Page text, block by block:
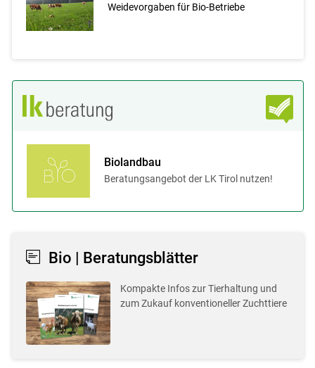
Weidevorgaben für Bio-Betriebe
Biolandbau
Beratungsangebot der LK Tirol nutzen!
Bio | Beratungsblätter
Kompakte Infos zur Tierhaltung und
zum Zukauf konventioneller Zuchttiere